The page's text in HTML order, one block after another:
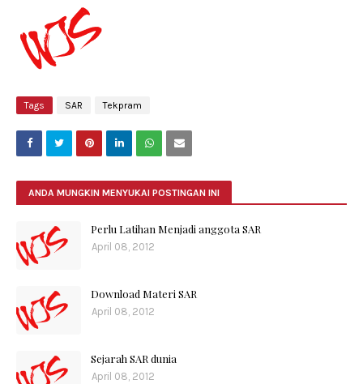
Tags SAR Tekpram
ANDA MUNGKIN MENYUKAI POSTINGAN INI
Perlu Latihan Menjadi anggota SAR
April 08, 2012
Download Materi SAR
April 08, 2012
Sejarah SAR dunia
April 08, 2012